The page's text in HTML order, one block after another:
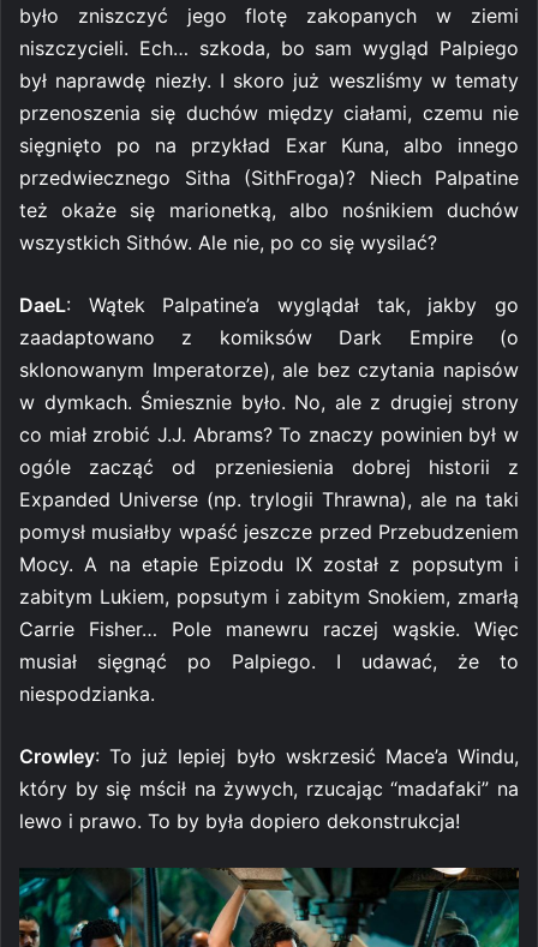
było zniszczyć jego flotę zakopanych w ziemi
niszczycieli. Ech… szkoda, bo sam wygląd Palpiego
był naprawdę niezły. I skoro już weszliśmy w tematy
przenoszenia się duchów między ciałami, czemu nie
sięgnięto po na przykład Exar Kuna, albo innego
przedwiecznego Sitha (SithFroga)? Niech Palpatine
też okaże się marionetką, albo nośnikiem duchów
wszystkich Sithów. Ale nie, po co się wysilać?
DaeL: Wątek Palpatine’a wyglądał tak, jakby go
zaadaptowano z komiksów Dark Empire (o
sklonowanym Imperatorze), ale bez czytania napisów
w dymkach. Śmiesznie było. No, ale z drugiej strony
co miał zrobić J.J. Abrams? To znaczy powinien był w
ogóle zacząć od przeniesienia dobrej historii z
Expanded Universe (np. trylogii Thrawna), ale na taki
pomysł musiałby wpaść jeszcze przed Przebudzeniem
Mocy. A na etapie Epizodu IX został z popsutym i
zabitym Lukiem, popsutym i zabitym Snokiem, zmarłą
Carrie Fisher… Pole manewru raczej wąskie. Więc
musiał sięgnąć po Palpiego. I udawać, że to
niespodzianka.
Crowley: To już lepiej było wskrzesić Mace’a Windu,
który by się mścił na żywych, rzucając “madafaki” na
lewo i prawo. To by była dopiero dekonstrukcja!